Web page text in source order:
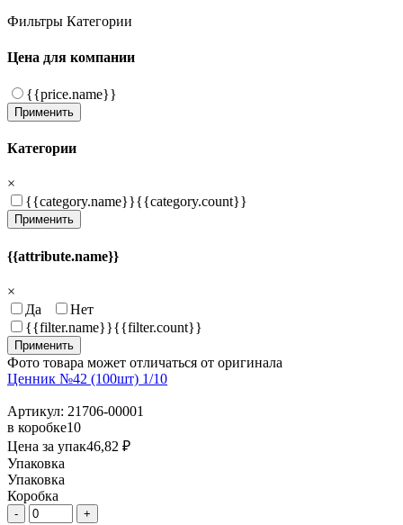
Фильтры Категории
Цена для компании
{{price.name}}
Применить
Категории
×
{{category.name}}{{category.count}}
Применить
{{attribute.name}}
×
Да
Нет
{{filter.name}}{{filter.count}}
Применить
Фото товара может отличаться от оригинала
Ценник №42 (100шт) 1/10
Артикул: 21706-00001
в коробке10
Цена за упак46,82 ₽
Упаковка
Упаковка
Коробка